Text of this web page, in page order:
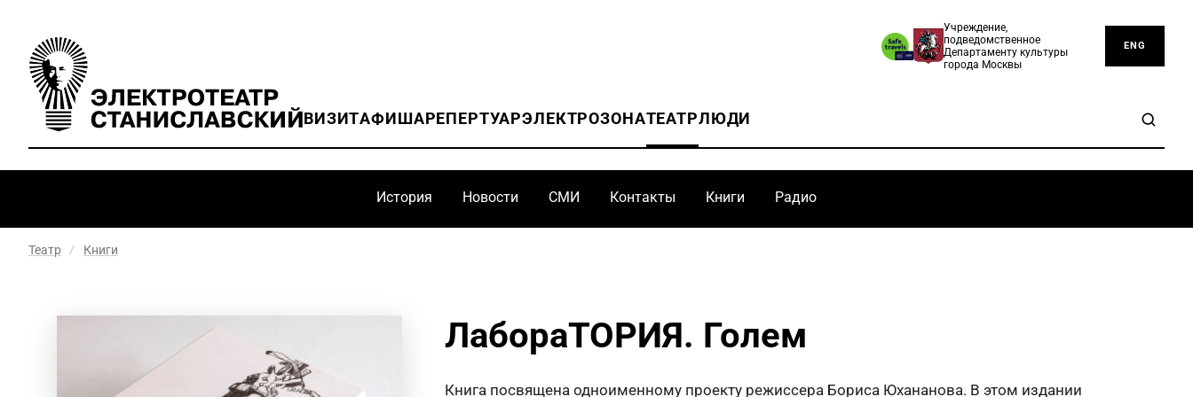
Учреждение,
подведомственное
Департаменту культуры
города Москвы
ENG
ВИЗИТАФИШАРЕПЕРТУАРЭЛЕКТРОЗОНАТЕАТРЛЮДИ
История Новости СМИ Контакты Книги Радио
Театр / Книги
ЛабораТОРИЯ. Голем
Книга посвящена одноименному проекту режиссера Бориса Юхананова. В этом издании